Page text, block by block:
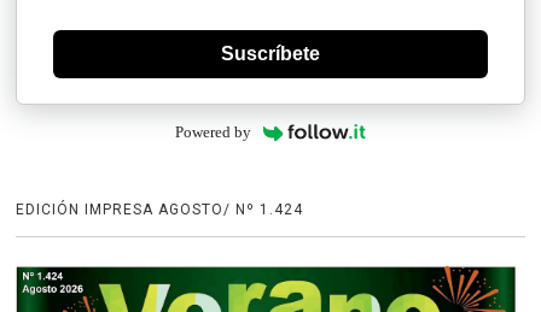
Suscríbete
Powered by
EDICIÓN IMPRESA AGOSTO/ Nº 1.424